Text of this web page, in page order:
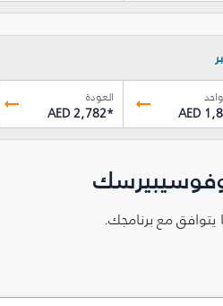
AED
العودة
AED 2,782*
مع برنامجك.